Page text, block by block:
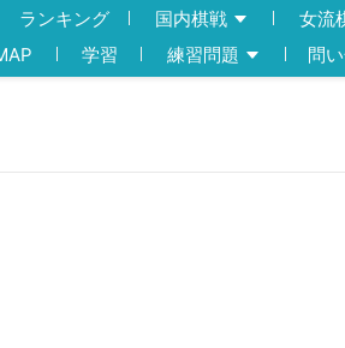
ランキング 国内棋戦 女流
学習 練習問題 問